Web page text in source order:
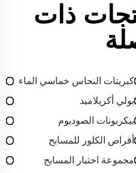
ذات
كبريتات النحاس خماسي الماء
بولي أكريلاميد
بيكربونات الصوديوم
أقراص الكلور للمسابح
مجموعة اختبار المسابح